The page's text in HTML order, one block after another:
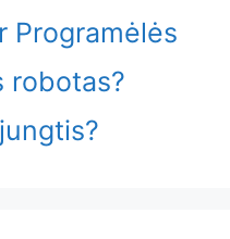
Programėlės
robotas?